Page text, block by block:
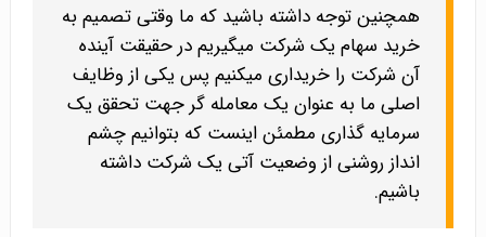
هم­چنین توجه داشته باشید که ما وقتی تصمیم به
خرید سهام یک شرکت می­گیریم در حقیقت آینده
آن شرکت را خریداری می­کنیم پس یکی از وظایف
اصلی ما به عنوان یک معامله ­گر جهت تحقق یک
سرمایه گذاری مطمئن اینست که بتوانیم چشم
انداز روشنی از وضعیت آتی یک شرکت داشته
باشیم.